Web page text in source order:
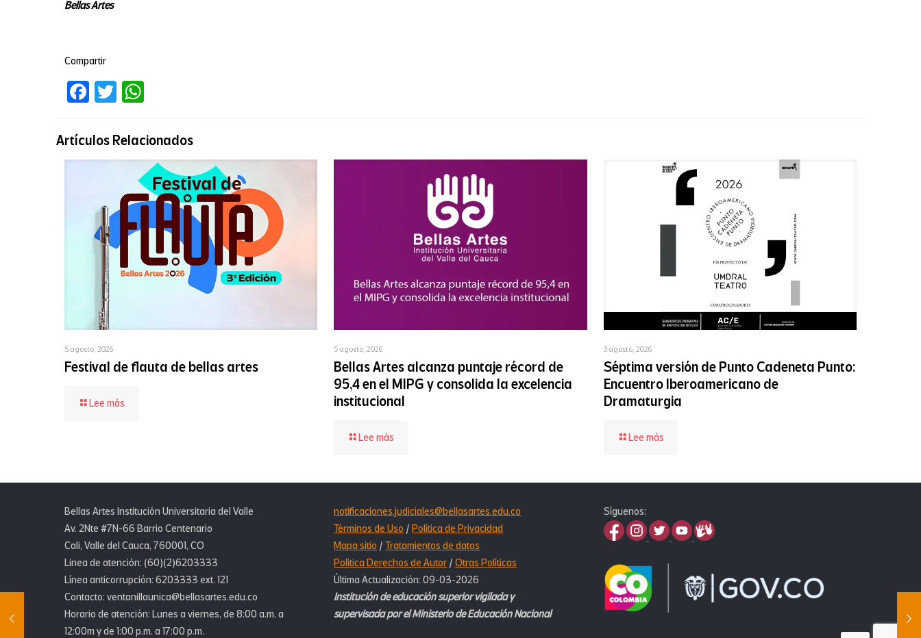
Bellas Artes
Compartir
Facebook
TwitterWhatsApp
Artículos Relacionados
5 agosto, 2026
Festival de flauta de bellas artes
Lee más
artes
5 agosto, 2026
Bellas Artes alcanza puntaje récord de
95,4 en el MIPG y consolida la excelencia
institucional
Lee más
de
95,4
en
el
MIPG
y
consolida
excelencia
3 agosto, 2026
Séptima versión de Punto Cadeneta Punto:
Encuentro Iberoamericano de
Dramaturgia
Lee más-
Encuentro
Iberoamericano
Dramaturgia
Bellas Artes Institución Universitaria del Valle
Av. 2Nte #7N-66 Barrio Centenario
Cali, Valle del Cauca, 760001, CO
Linea de atención: (60)(2)6203333
Línea anticorrupción: 6203333 ext. 121
Contacto: ventanillaunica@bellasartes.edu.co
Horario de atención: Lunes a viernes, de 8:00 a.m. a
12:00m y de 1:00 p.m. a 17:00 p.m.
notificaciones.judiciales@bellasartes.edu.co
Términos de Uso /Política de Privacidad
Mapa sitio /Tratamientos de datos
Política Derechos de Autor /Otras Políticas
Última Actualización: 09-03-2026
Institución de educación superior vigilada y
supervisada por el Ministerio de Educación Nacional
Síguenos: